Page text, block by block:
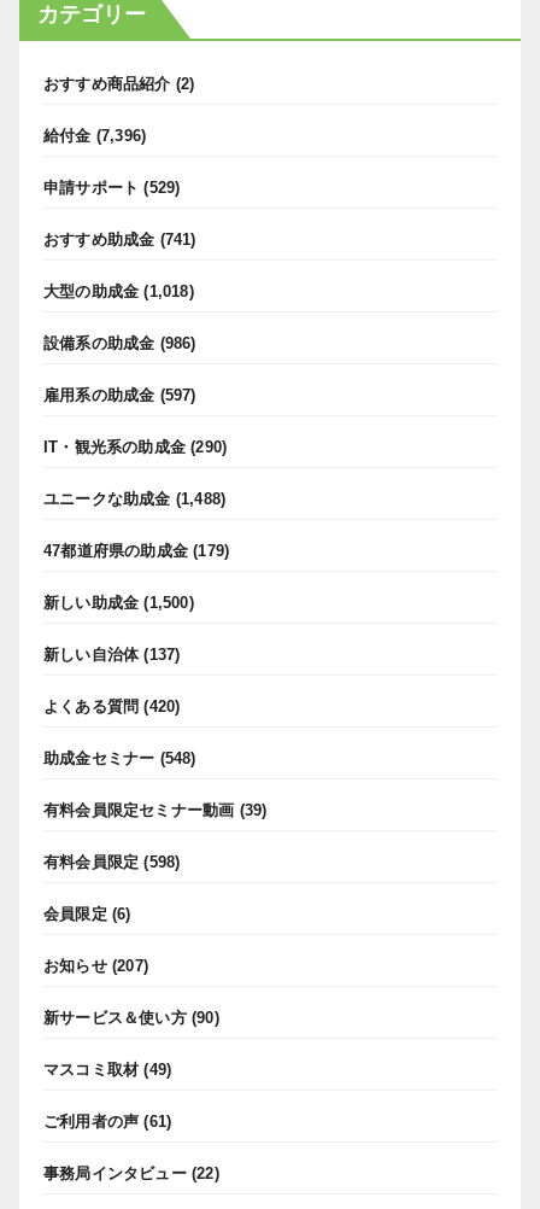
カテゴリー
おすすめ商品紹介 (2)
給付金 (7,396)
申請サポート (529)
おすすめ助成金 (741)
大型の助成金 (1,018)
設備系の助成金 (986)
雇用系の助成金 (597)
IT・観光系の助成金 (290)
ユニークな助成金 (1,488)
47都道府県の助成金 (179)
新しい助成金 (1,500)
新しい自治体(137)
よくある質問 (420)
助成金セミナー (548)
有料会員限定セミナー動画 (39)
有料会員限定 (598)
会員限定 (6)
お知らせ(207)
新サービス＆使い方(90)
マスコミ取材 (49)
ご利用者の声 (61)
事務局インタビュー(22)